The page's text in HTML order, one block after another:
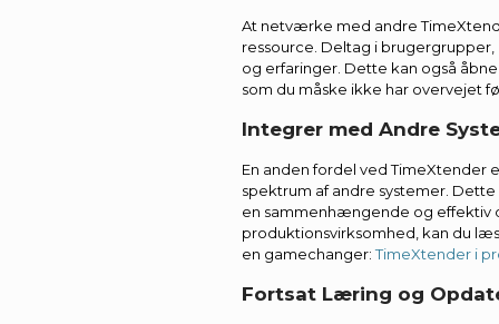
At netværke med andre
ressource. Deltag i
og erfaringer. Dette kan også
som du måske ikke har overvejet
Integrer med Andre
En anden fordel ved TimeXtender
spektrum af andre systemer.
en sammenhængende og effektiv
produktionsvirksomhed, kan du
en gamechanger:TimeXtender i
Fortsat Læring og